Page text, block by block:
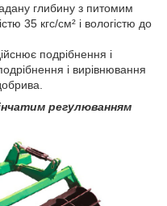
глибину з питомим
35 кгс/см² і вологістю до
подрібнення і
і вирівнювання
регулюванням